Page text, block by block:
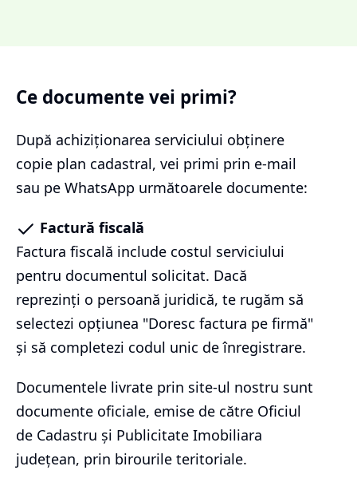
Ce documente vei primi?
După achiziționarea serviciului obținere
copie plan cadastral, vei primi prin e-mail
sau pe WhatsApp următoarele documente:
Factură fiscală
Factura fiscală include costul serviciului
pentru documentul solicitat. Dacă
reprezinți o persoană juridică, te rugăm să
selectezi opțiunea "Doresc factura pe firmă"
și să completezi codul unic de înregistrare.
Documentele livrate prin site-ul nostru sunt
documente oficiale, emise de către Oficiul
de Cadastru și Publicitate Imobiliara
județean, prin birourile teritoriale.